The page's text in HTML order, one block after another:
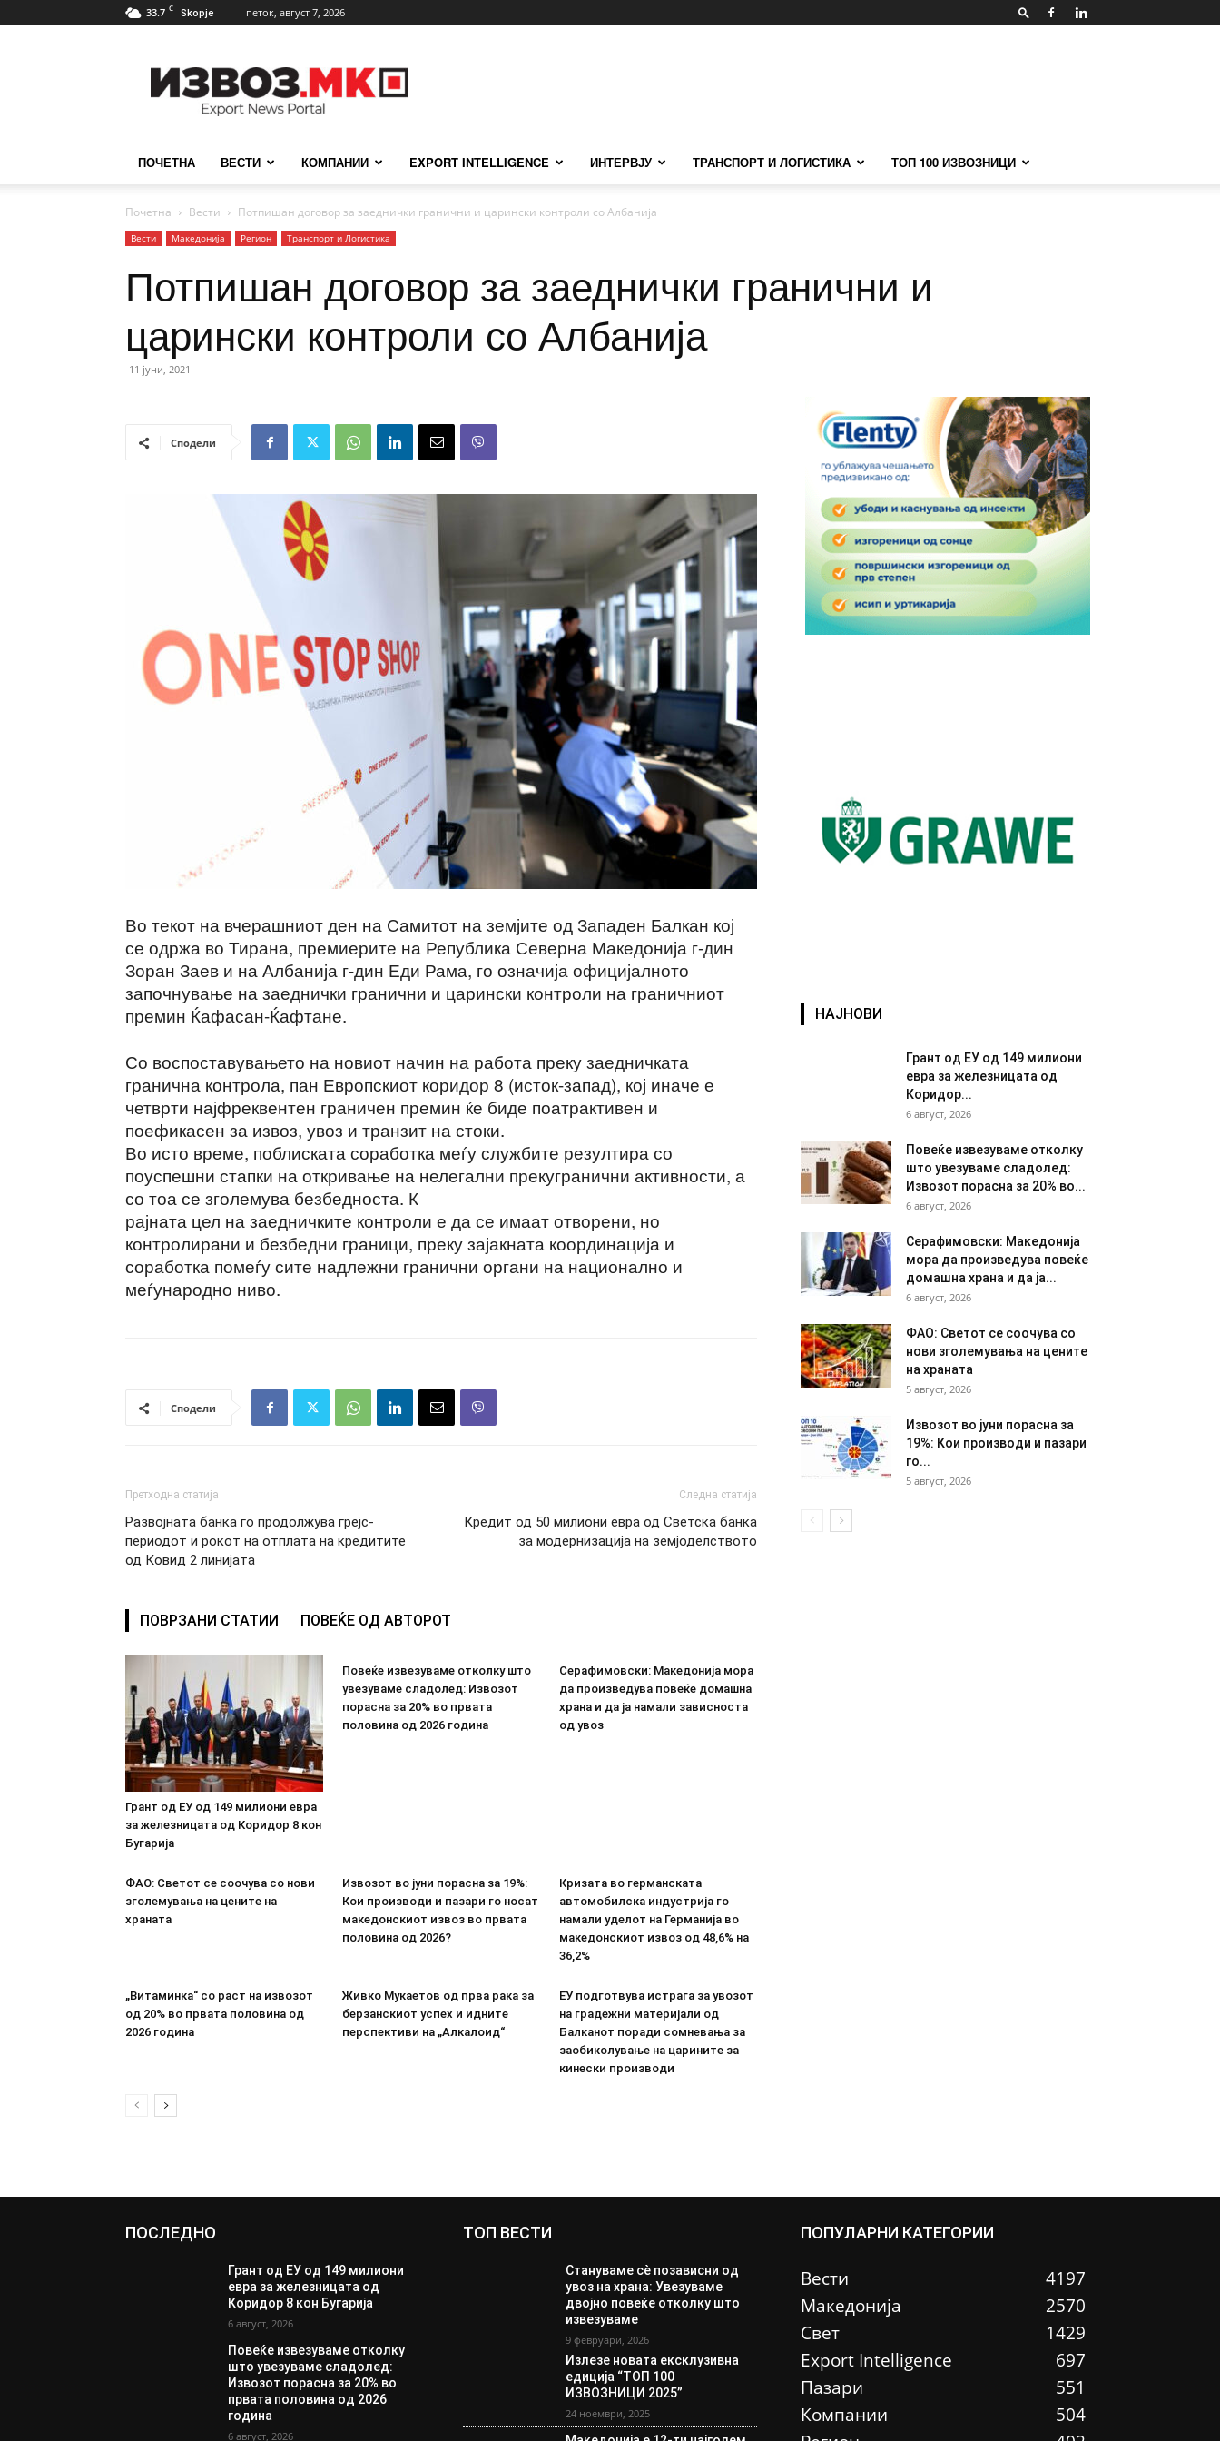
33.7 C Skopje петок, август 7, 2026
ПОЧЕТНА ВЕСТИ КОМПАНИИ EXPORT INTELLIGENCE ИНТЕРВЈУ ТРАНСПОРТ И ЛОГИСТИКА ТОП 100 ИЗВОЗНИЦИ
Почетна Вести Потпишан договор за заеднички гранични и царински контроли со Албанија
Вести Македонија Регион Транспорт и Логистика
Потпишан договор за заеднички гранични и
царински контроли со Албанија
11 јуни, 2021
Сподели
Во текот на вчерашниот ден на Самитот на земјите од Западен Балкан кој
се одржа во Тирана, премиерите на Република Северна Македонија г-дин
Зоран Заев и на Албанија г-дин Еди Рама, го означија официјалното
започнување на заеднички гранични и царински контроли на граничниот
премин Ќафасан-Ќафтане.
Со воспоставувањето на новиот начин на работа преку заедничката
гранична контрола, пан Европскиот коридор 8 (исток-запад), кој иначе е
четврти најфреквентен граничен премин ќе биде поатрактивен и
поефикасен за извоз, увоз и транзит на стоки.
Во исто време, поблиската соработка меѓу службите резултира со
поуспешни стапки на откривање на нелегални прекугранични активности, а
со тоа се зголемува безбедноста. К
рајната цел на заедничките контроли е да се имаат отворени, но
контролирани и безбедни граници, преку зајакната координација и
соработка помеѓу сите надлежни гранични органи на национално и
меѓународно ниво.
Сподели
Претходна статија
Развојната банка го продолжува грејс-
периодот и рокот на отплата на кредитите
од Ковид 2 линијата
Следна статија
Кредит од 50 милиони евра од Светска банка
за модернизација на земјоделството
ПОВРЗАНИ СТАТИИ ПОВЕЌЕ ОД АВТОРОТ
Грант од ЕУ од 149 милиони евра
за железницата од Коридор 8 кон
Бугарија
Повеќе извезуваме отколку што
увезуваме сладолед: Извозот
порасна за 20% во првата
половина од 2026 година
Серафимовски: Македонија мора
да произведува повеќе домашна
храна и да ја намали зависноста
од увоз
ФАО: Светот се соочува со нови
зголемувања на цените на
храната
Извозот во јуни порасна за 19%:
Кои производи и пазари го носат
македонскиот извоз во првата
половина од 2026?
Кризата во германската
автомобилска индустрија го
намали уделот на Германија во
македонскиот извоз од 48,6% на
36,2%
„Витаминка“ со раст на извозот
од 20% во првата половина од
2026 година
Живко Мукаетов од прва рака за
берзанскиот успех и идните
перспективи на „Алкалоид“
ЕУ подготвува истрага за увозот
на градежни материјали од
Балканот поради сомневања за
заобиколување на царините за
кинески производи
НАЈНОВИ
Грант од ЕУ од 149 милиони
евра за железницата од
Коридор...
6 август, 2026
Повеќе извезуваме отколку
што увезуваме сладолед:
Извозот порасна за 20% во...
6 август, 2026
Серафимовски: Македонија
мора да произведува повеќе
домашна храна и да ја...
6 август, 2026
ФАО: Светот се соочува со
нови зголемувања на цените
на храната
5 август, 2026
Извозот во јуни порасна за
19%: Кои производи и пазари
го...
5 август, 2026
ПОСЛЕДНО
Грант од ЕУ од 149 милиони
евра за железницата од
Коридор 8 кон Бугарија
6 август, 2026
Повеќе извезуваме отколку
што увезуваме сладолед:
Извозот порасна за 20% во
првата половина од 2026
година
6 август, 2026
ТОП ВЕСТИ
Стануваме сè позависни од
увоз на храна: Увезуваме
двојно повеќе отколку што
извезуваме
9 февруари, 2026
Излезе новата ексклузивна
едиција “ТОП 100
ИЗВОЗНИЦИ 2025”
24 ноември, 2025
ПОПУЛАРНИ КАТЕГОРИИ
Вести
4197
Македонија
2570
Свет
1429
Еxport Intelligence
697
Пазари
551
Компании
504